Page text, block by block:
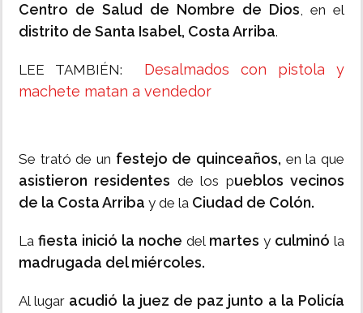
Centro de Salud de Nombre de Dios, en el
distrito de Santa Isabel, Costa Arriba.
LEE TAMBIÉN: Desalmados con pistola y
machete matan a vendedor
Se trató de un festejo de quinceaños, en la que
asistieron residentes de los pueblos vecinos
de la Costa Arriba y de la Ciudad de Colón.
La fiesta inició la noche del martes y culminó la
madrugada del miércoles.
Al lugar acudió la juez de paz junto a la Policía